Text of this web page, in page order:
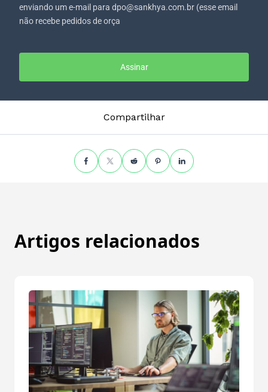
enviando um e-mail para dpo@sankhya.com.br (esse email
não recebe pedidos de orça
Assinar
Compartilhar
Artigos relacionados